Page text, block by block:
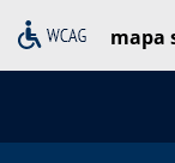
Przejdź
do
treści
mapa